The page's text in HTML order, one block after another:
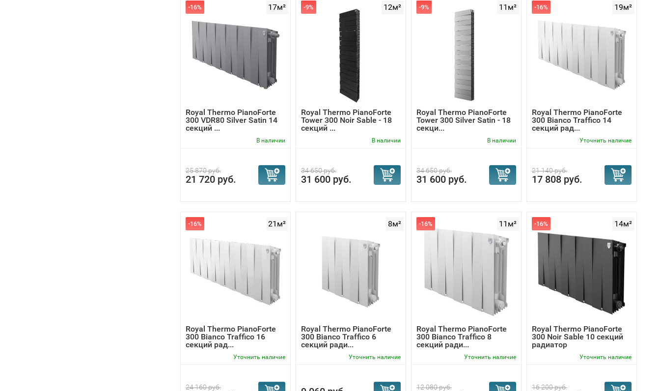
17м²
-16%
Royal Thermo PianoForte
300 VDR80 Silver Satin 14
секций ...
В наличии
25 870 руб.
21 720 руб.
12м²
-9%
Royal Thermo PianoForte
Tower 300 Noir Sable - 18
секций ...
В наличии
34 650 руб.
31 600 руб.
11м²
-9%
Royal Thermo PianoForte
Tower 300 Silver Satin - 18
секци...
В наличии
34 650 руб.
31 600 руб.
19м²
-16%
Royal Thermo PianoForte
300 Bianco Traffico 14
секций рад...
Уточнить наличие
21 140 руб.
17 808 руб.
21м²
-16%
Royal Thermo PianoForte
300 Bianco Traffico 16
секций рад...
Уточнить наличие
24 160 руб.
8м²
Royal Thermo PianoForte
300 Bianco Traffico 6
секций ради...
Уточнить наличие
11м²
-16%
Royal Thermo PianoForte
300 Bianco Traffico 8
секций ради...
Уточнить наличие
12 080 руб.
14м²
-16%
Royal Thermo PianoForte
300 Noir Sable 10 секций
радиатор
Уточнить наличие
16 200 руб.